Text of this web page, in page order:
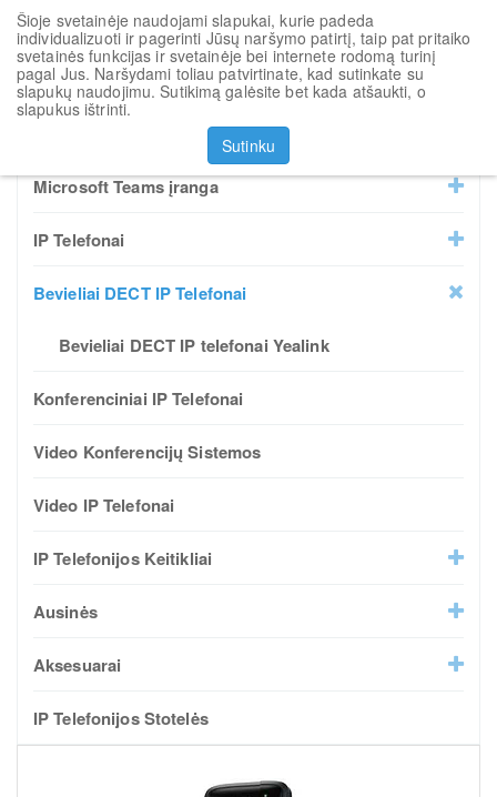
Šioje svetainėje naudojami slapukai, kurie padeda
individualizuoti ir pagerinti Jūsų naršymo patirtį, taip pat pritaiko
svetainės funkcijas ir svetainėje bei internete rodomą turinį
pagal Jus. Naršydami toliau patvirtinate, kad sutinkate su
slapukų naudojimu. Sutikimą galėsite bet kada atšaukti, o
slapukus ištrinti.
Sutinku
Rikiuoti pagal
Microsoft Teams įranga
IP Telefonai
Bevieliai DECT IP Telefonai
Bevieliai DECT IP telefonai Yealink
Konferenciniai IP Telefonai
Video Konferencijų Sistemos
Video IP Telefonai
IP Telefonijos Keitikliai
Ausinės
Aksesuarai
IP Telefonijos Stotelės